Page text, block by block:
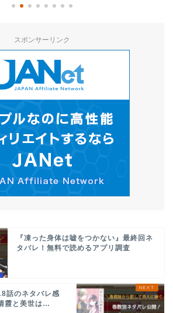
スポンサーリンク
『凍った身体は嘘をつかない』最終回ネ
タバレ！無料で読めるアプリ調査
話のネタバレ感
霞と美世は…